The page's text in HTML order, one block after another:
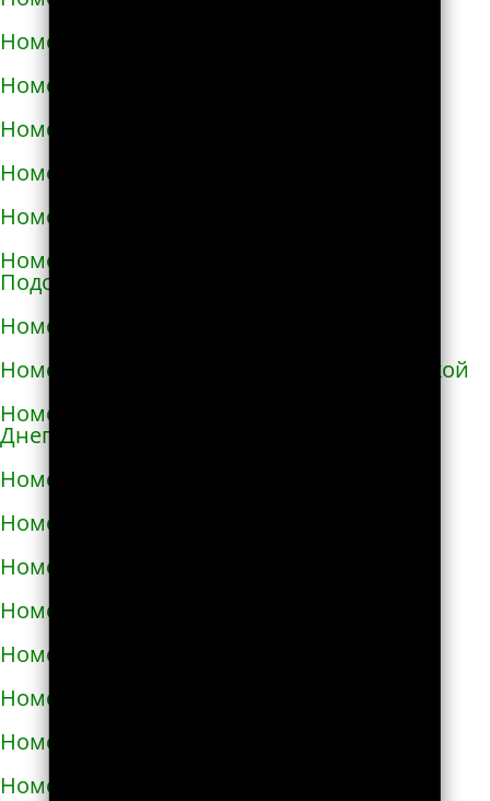
Номера телефонов такси в Ильинцах
Номера телефонов такси в Ирпене
Номера телефонов такси в Казатине
Номера телефонов такси в Калиновке
Номера телефонов такси в Калуше
Номера телефонов такси в Каменце-
Подольском
Номера телефонов такси в Каменке
Номера телефонов такси в Каменке-Бугской
Номера телефонов такси в Каменке-
Днепровской
Номера телефонов такси в Каменском
Номера телефонов такси в Каневе
Номера телефонов такси в Карловке
Номера телефонов такси в Каховке
Номера телефонов такси в Киверцах
Номера телефонов такси в Киеве
Номера телефонов такси в Килие
Номера телефонов такси в Ковеле